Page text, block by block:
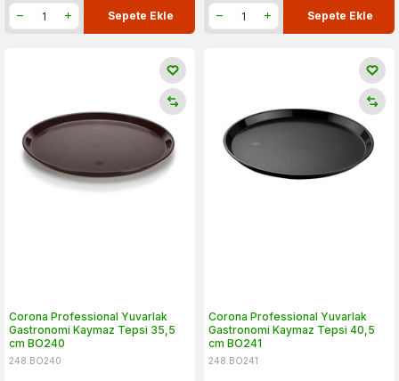
Sepete Ekle Sepete Ekle
Corona Professional Yuvarlak
Gastronomi Kaymaz Tepsi 35,5
cm BO240
248.BO240
Corona Professional Yuvarlak
Gastronomi Kaymaz Tepsi 40,5
cm BO241
248.BO241